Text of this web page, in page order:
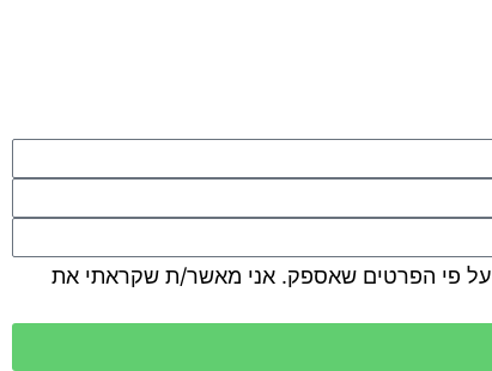
אני מאשר/ת ונותן בזאת הסכמה מדעת לסמוראי בעסקים לשלוח לי הודעות שיווקיות ומקצועיות למייל, SMS ו-WhatsApp על פי הפרטים שאספק. אני מאשר/ת שקראתי את